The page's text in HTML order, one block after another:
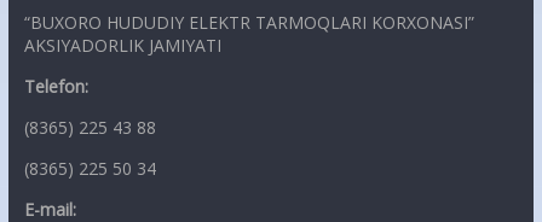
“BUXORO HUDUDIY ELEKTR TARMOQLARI KORXONASI”
AKSIYADORLIK JAMIYATI
Telefon:
(8365) 225 43 88
(8365) 225 50 34
E-mail: